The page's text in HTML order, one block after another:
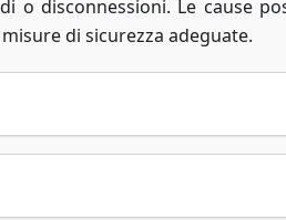
disconnessioni. Le cause
di sicurezza adeguate.